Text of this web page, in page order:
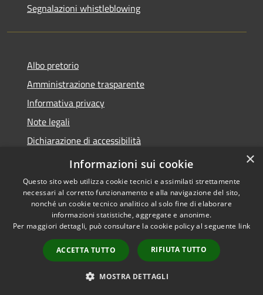
Segnalazioni whistleblowing
Albo pretorio
Amministrazione trasparente
Informativa privacy
Note legali
Dichiarazione di accessibilità
Meccanismo di Feedback
Accessibilità
Copyright © 2026 • Comune di
Chieri • Powered by
Municipium•
Accesso
redazione
×
Informazioni sui cookie
Questo sito web utilizza cookie tecnici e assimilati strettamente
necessari al corretto funzionamento e alla navigazione del sito,
nonché un cookie tecnico analitico al solo fine di elaborare
informazioni statistiche, aggregate e anonime.
Per maggiori dettagli, può consultare la cookie policy al seguente link
ACCETTA TUTTO RIFIUTA TUTTO
MOSTRA DETTAGLI